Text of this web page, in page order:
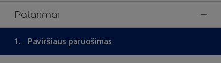
Patarimai
1. Paviršiaus paruošimas